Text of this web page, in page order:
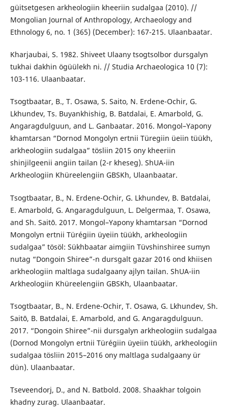
güitsetgesen arkheologiin kheeriin sudalgaa (2010). //
Mongolian Journal of Anthropology, Archaeology and
Ethnology 6, no. 1 (365) (December): 167-215. Ulaanbaatar.
Kharjaubai, S. 1982. Shiveet Ulaany tsogtsolbor dursgalyn
tukhai dakhin ögüülekh ni. // Studia Archaeologica 10 (7):
103-116. Ulaanbaatar.
Tsogtbaatar, B., T. Osawa, S. Saito, N. Erdene-Ochir, G.
Lkhundev, Ts. Buyankhishig, B. Batdalai, E. Amarbold, G.
Angaragdulguun, and L. Ganbaatar. 2016. Mongol–Yapony
khamtarsan “Dornod Mongolyn ertnii Türegiin üeiin tüükh,
arkheologiin sudalgaa” tösliin 2015 ony kheeriin
shinjilgeenii angiin tailan (2-r kheseg). ShUА-iin
Arkheologiin Khüreelengiin GBSKh, Ulaanbaatar.
Tsogtbaatar, B., N. Erdene-Ochir, G. Lkhundev, B. Batdalai,
E. Amarbold, G. Angaragdulguun, L. Delgermaa, T. Osawa,
and Sh. Saitō. 2017. Mongol–Yapony khamtarsan “Dornod
Mongolyn ertnii Türégiin üyeiin tüükh, arkheologiin
sudalgaa” tösöl: Sükhbaatar aimgiin Tüvshinshiree sumyn
nutag “Dongoin Shiree”-n dursgalt gazar 2016 ond khiisen
arkheologiin maltlaga sudalgaany ajlyn tailan. ShUА-iin
Arkheologiin Khüreelengiin GBSKh, Ulaanbaatar.
Tsogtbaatar, B., N. Erdene-Ochir, T. Osawa, G. Lkhundev, Sh.
Saitō, B. Batdalai, E. Amarbold, and G. Angaragdulguun.
2017. “Dongoin Shiree”-nii dursgalyn arkheologiin sudalgaa
(Dornod Mongolyn ertnii Türégiin üyeiin tüükh, arkheologiin
sudalgaa tösliin 2015–2016 ony maltlaga sudalgaany ür
dün). Ulaanbaatar.
Tseveendorj, D., and N. Batbold. 2008. Shaakhar tolgoin
khadny zurag. Ulaanbaatar.